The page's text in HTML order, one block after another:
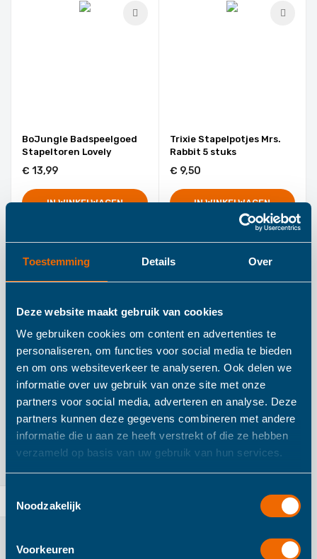
Toestemming Details Over
Deze website maakt gebruik van cookies
We gebruiken cookies om content en advertenties te
personaliseren, om functies voor social media te bieden
en om ons websiteverkeer te analyseren. Ook delen we
informatie over uw gebruik van onze site met onze
partners voor social media, adverteren en analyse. Deze
partners kunnen deze gegevens combineren met andere
informatie die u aan ze heeft verstrekt of die ze hebben
verzameld op basis van uw gebruik van hun services.
Noodzakelijk
Voorkeuren
BoJungle Badspeelgoed
Stapeltoren Lovely
€ 13,99
IN WINKELWAGEN
Trixie Stapelpotjes Mrs.
Rabbit 5 stuks
€ 9,50
IN WINKELWAGEN
Lion 5 stuks
IN WINKELWAGEN
Gietkrokodil
IN WINKELWAGEN